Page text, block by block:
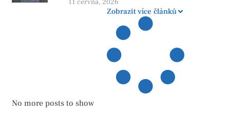
více otazníků než jistot
Zobrazit více článků
No more posts to show